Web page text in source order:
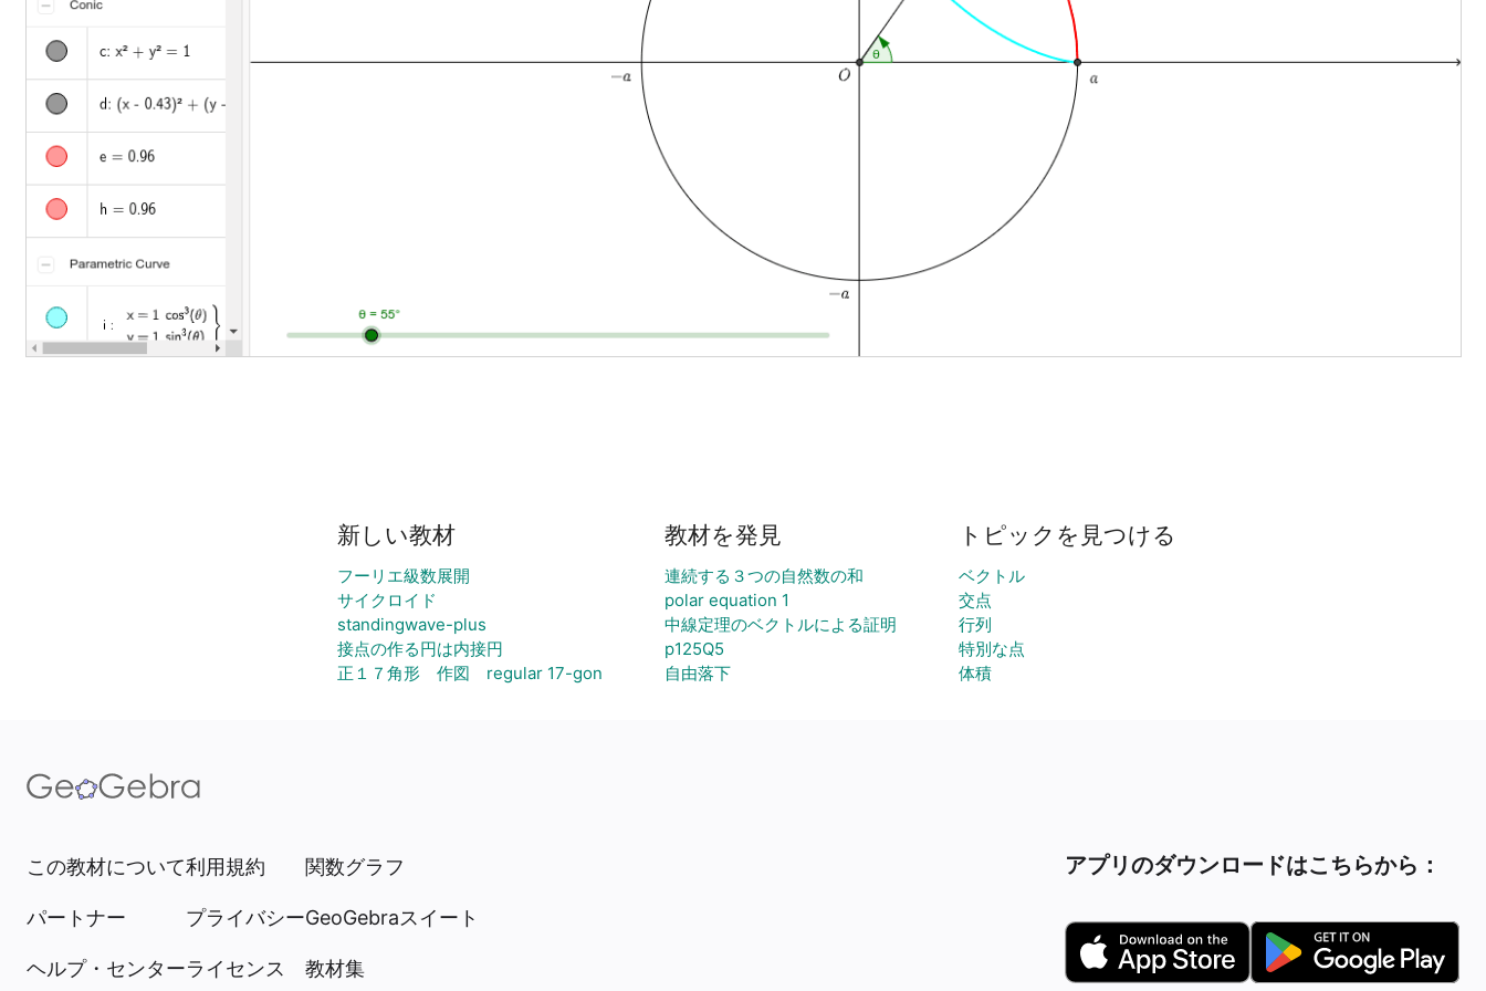
新しい教材
フーリエ級数展開
サイクロイド
standingwave-plus
接点の作る円は内接円
正１７角形 作図 regular 17-gon
教材を発見
連続する３つの自然数の和
polar equation 1
中線定理のベクトルによる証明
p125Q5
自由落下
トピックを見つける
ベクトル
交点
行列
特別な点
体積
この教材について
パートナー
ヘルプ・センター
利用規約
プライバシー
ライセンス
関数グラフ
GeoGebraスイート
教材集
アプリのダウンロードはこちらから：